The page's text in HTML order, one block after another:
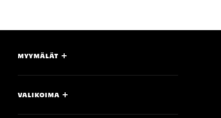
MYYMÄLÄT
VALIKOIMA